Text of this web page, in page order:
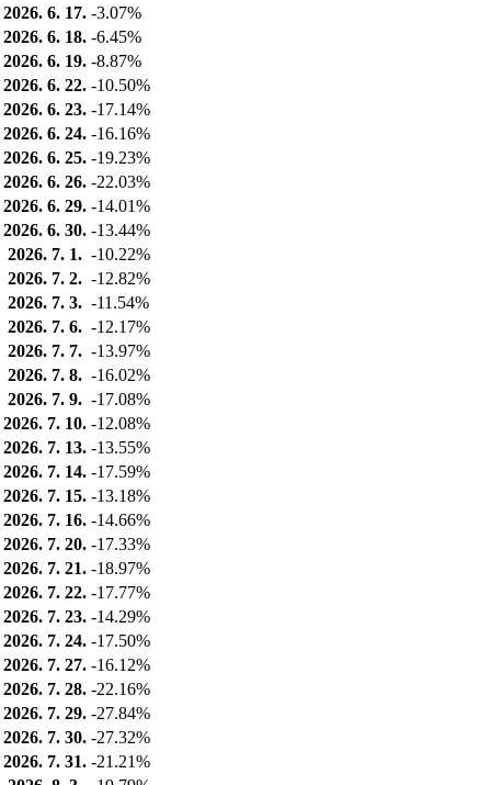
2026. 6. 17. -3.07%
2026. 6. 18. -6.45%
2026. 6. 19. -8.87%
2026. 6. 22. -10.50%
2026. 6. 23. -17.14%
2026. 6. 24. -16.16%
2026. 6. 25. -19.23%
2026. 6. 26. -22.03%
2026. 6. 29. -14.01%
2026. 6. 30. -13.44%
2026. 7. 1. -10.22%
2026. 7. 2. -12.82%
2026. 7. 3. -11.54%
2026. 7. 6. -12.17%
2026. 7. 7. -13.97%
2026. 7. 8. -16.02%
2026. 7. 9. -17.08%
2026. 7. 10. -12.08%
2026. 7. 13. -13.55%
2026. 7. 14. -17.59%
2026. 7. 15. -13.18%
2026. 7. 16. -14.66%
2026. 7. 20. -17.33%
2026. 7. 21. -18.97%
2026. 7. 22. -17.77%
2026. 7. 23. -14.29%
2026. 7. 24. -17.50%
2026. 7. 27. -16.12%
2026. 7. 28. -22.16%
2026. 7. 29. -27.84%
2026. 7. 30. -27.32%
2026. 7. 31. -21.21%